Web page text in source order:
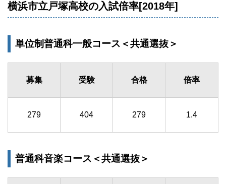
横浜市立戸塚高校の入試倍率[2018年]
単位制普通科一般コース＜共通選抜＞
募集 受験 合格 倍率
279 404 279 1.4
普通科音楽コース＜共通選抜＞